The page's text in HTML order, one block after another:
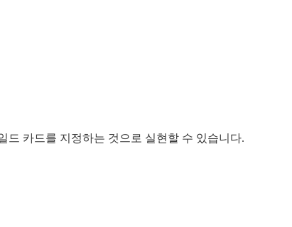
드 카드를 지정하는 것으로 실현할 수 있습니다.